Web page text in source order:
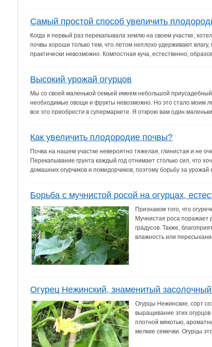
Самый простой способ увеличить
Когда я первый раз перекапывала землю на своем участке,
почвы хороши только тем, что летом неплохо удерживают
практически невозможно. Компостная куча, естественно,
Высокий урожай огурцов
Мы со своей маленькой семьей имеем небольшой приусадебный
необходимые овощи и фрукты невозможно. Но это стало моим
все это приобрести в супермаркете. Я открою вам один
Как увеличить плодородие почвы?
Почва на нашем участке невероятно тяжелая, глинистая и не
Перекапывание грунта каждый год отнимает столько сил, что
домашних огурчиков и помидорчиков, поэтому борьбу за
Борьба с мучнистой росой на огурцах,
Признаком того, что
Мучнистая роса поражает
градусов. Также,
влажность или
Огурец Нежинский, знаменитый засолочный
Огурцы Нежинские, сорт
выращивание этих огурцов
плотной мякотью,
мелкие семечки. Огурцы